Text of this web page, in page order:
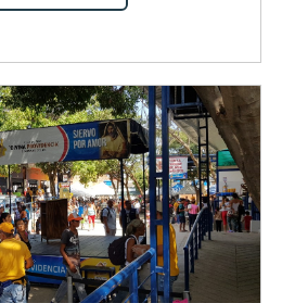
Salvador